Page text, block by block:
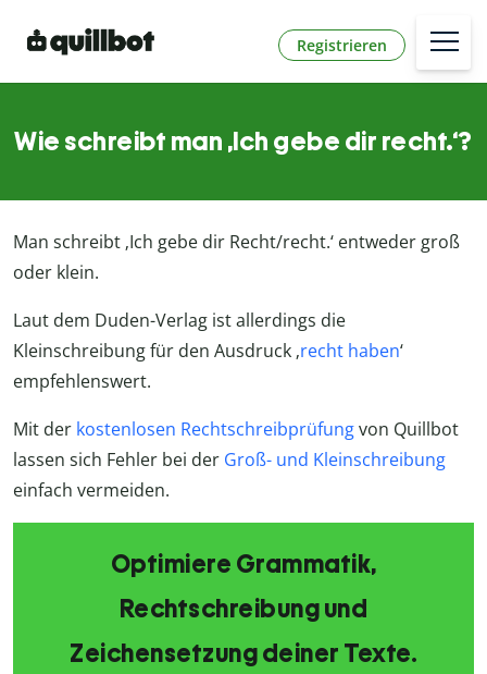
Registrieren
Wie schreibt man ‚Ich gebe dir recht.‘?
Man schreibt ‚Ich gebe dir Recht/recht.‘ entweder groß
oder klein.
Laut dem Duden-Verlag ist allerdings die
Kleinschreibung für den Ausdruck ‚recht haben‘
empfehlenswert.
Mit der kostenlosen Rechtschreibprüfungvon Quillbot
lassen sich Fehler bei der Groß- und Kleinschreibung
einfach vermeiden.
Optimiere Grammatik,
Rechtschreibung und
Zeichensetzung deiner Texte.